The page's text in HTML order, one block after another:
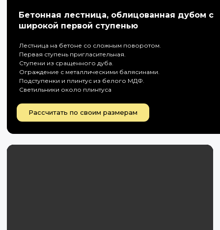
Бетонная лестница, облицованная дубом с
широкой первой ступенью
Лестница на бетоне со сложным поворотом.
Первая ступень пригласительная.
Ступени из сращенного дуба.
Ограждение с металлическими балясинами.
Подступенки и плинтус из белого МДФ.
Светильники около плинтуса
Рассчитать по своим размерам